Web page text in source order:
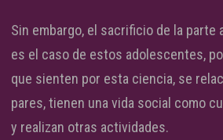
Sin embargo, el sacrificio de la parte
es el caso de estos adolescentes,
que sienten por esta ciencia, se
pares, tienen una vida social como
y realizan otras actividades.